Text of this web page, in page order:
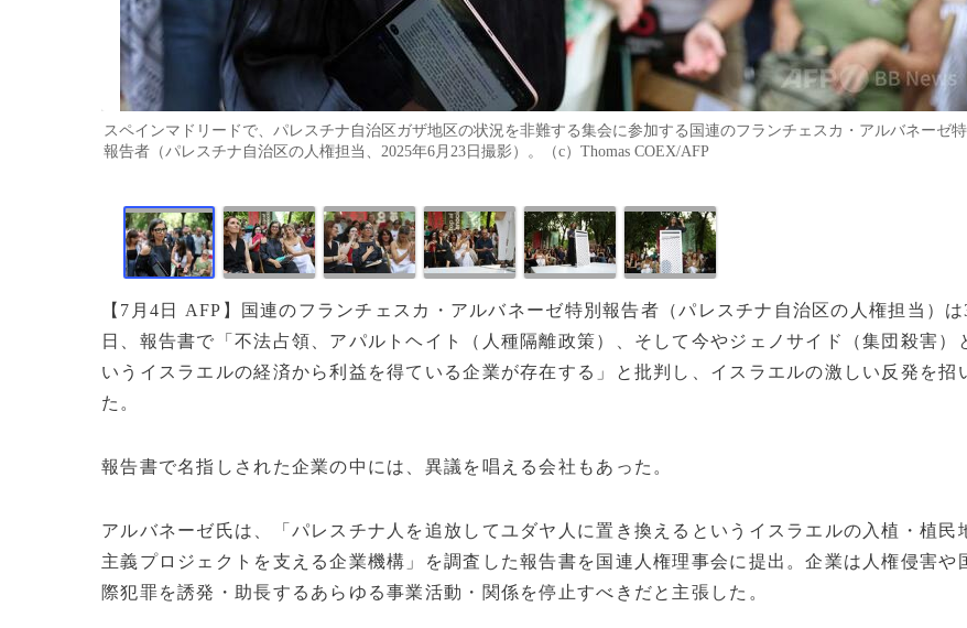
スペインマドリードで、パレスチナ自治区ガザ地区の状況を非難する集会に参加する国連のフランチェスカ・アルバネーゼ
報告者（パレスチナ自治区の人権担当、2025年6月23日撮影）。（c）Thomas COEX/AFP
【7月4日 AFP】国連のフランチェスカ・アルバネーゼ特別報告者（パレスチナ自治区の人権担当）は
日、報告書で「不法占領、アパルトヘイト（人種隔離政策）、そして今やジェノサイド（集団殺害）
いうイスラエルの経済から利益を得ている企業が存在する」と批判し、イスラエルの激しい反発を招
た。
報告書で名指しされた企業の中には、異議を唱える会社もあった。
アルバネーゼ氏は、「パレスチナ人を追放してユダヤ人に置き換えるというイスラエルの入植・植民
主義プロジェクトを支える企業機構」を調査した報告書を国連人権理事会に提出。企業は人権侵害や
際犯罪を誘発・助長するあらゆる事業活動・関係を停止すべきだと主張した。